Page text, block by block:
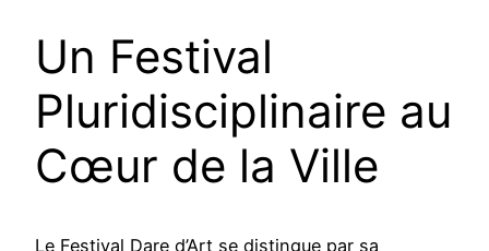
Un Festival
Pluridisciplinaire au
Cœur de la Ville
Le Festival Dare d’Art se distingue par sa